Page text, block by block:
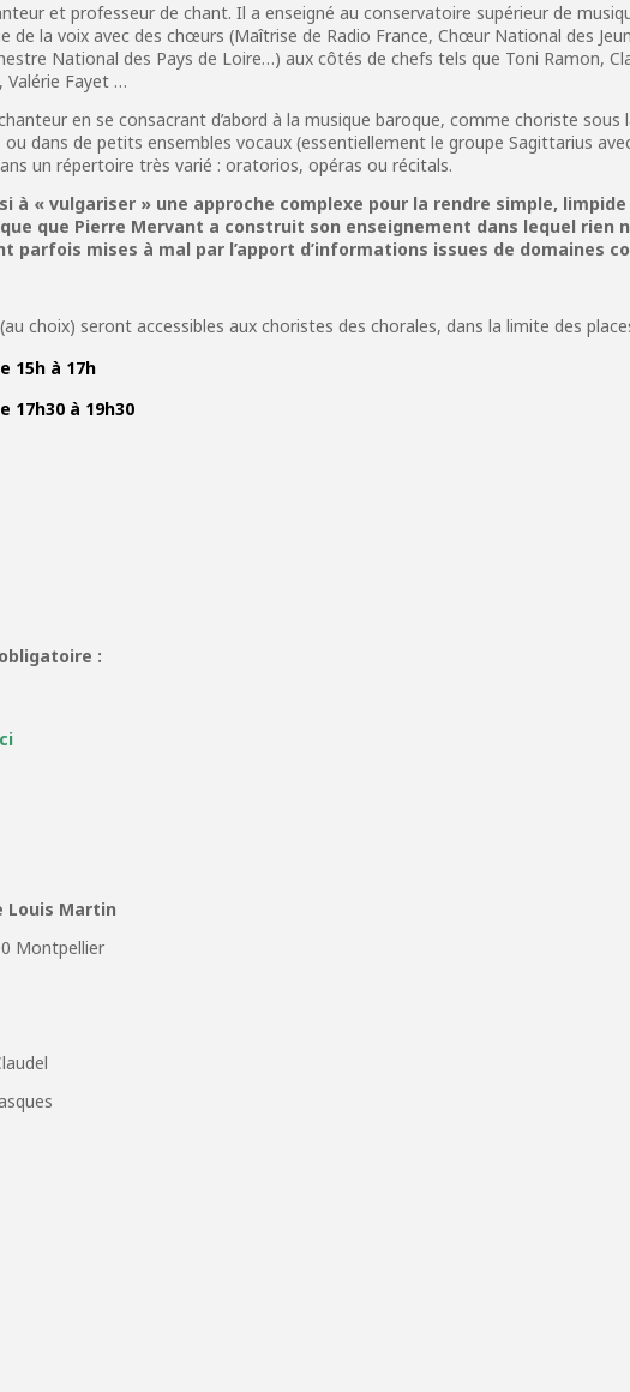
et professeur de chant. Il a enseigné au conservatoire supérieur de
de la voix avec des chœurs (Maîtrise de Radio France, Chœur National des
National des Pays de Loire…) aux côtés de chefs tels que Toni Ramon,
Valérie Fayet …
en se consacrant d’abord à la musique baroque, comme choriste sous
dans de petits ensembles vocaux (essentiellement le groupe Sagittarius
un répertoire très varié : oratorios, opéras ou récitals.
à « vulgariser » une approche complexe pour la rendre simple,
que Pierre Mervant a construit son enseignement dans lequel rien
parfois mises à mal par l’apport d’informations issues de domaines
choix) seront accessibles aux choristes des chorales, dans la limite des
15h à 17h
17h30 à 19h30
:
Louis Martin
Montpellier